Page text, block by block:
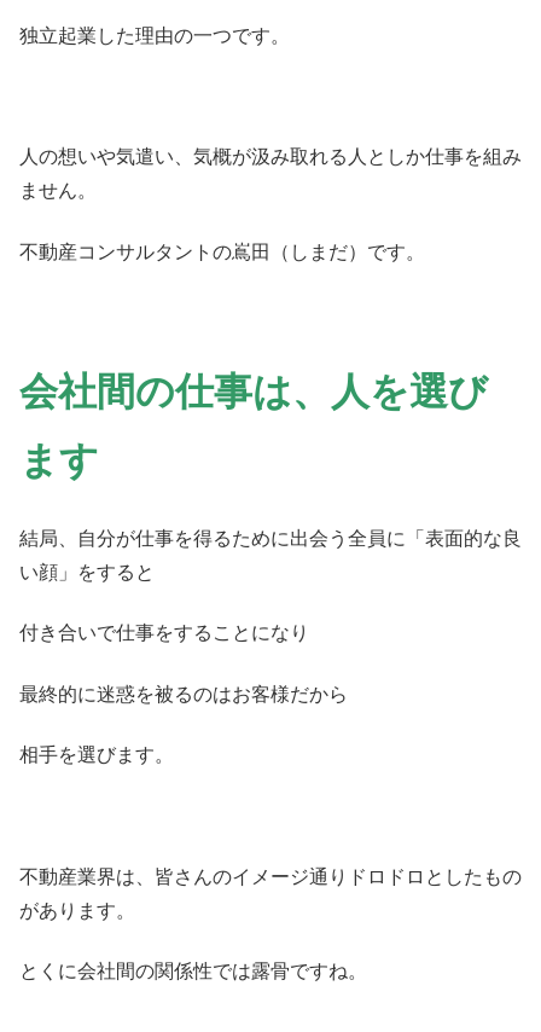
独立起業した理由の一つです。
人の想いや気遣い、気概が汲み取れる人としか仕事を組み
ません。
不動産コンサルタントの嶌田（しまだ）です。
会社間の仕事は、人を選び
ます
結局、自分が仕事を得るために出会う全員に「表面的な良
い顔」をすると
付き合いで仕事をすることになり
最終的に迷惑を被るのはお客様だから
相手を選びます。
不動産業界は、皆さんのイメージ通りドロドロとしたもの
があります。
とくに会社間の関係性では露骨ですね。